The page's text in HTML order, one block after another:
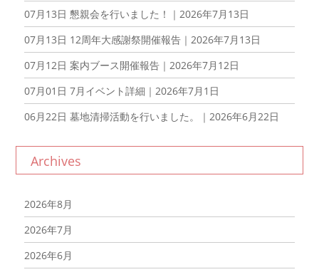
07月13日 懇親会を行いました！｜2026年7月13日
07月13日 12周年大感謝祭開催報告｜2026年7月13日
07月12日 案内ブース開催報告｜2026年7月12日
07月01日 7月イベント詳細｜2026年7月1日
06月22日 墓地清掃活動を行いました。｜2026年6月22日
Archives
2026年8月
2026年7月
2026年6月